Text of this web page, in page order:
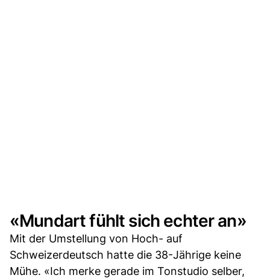
«Mundart fühlt sich echter an»
Mit der Umstellung von Hoch- auf
Schweizerdeutsch hatte die 38-Jährige keine
Mühe. «Ich merke gerade im Tonstudio selber,